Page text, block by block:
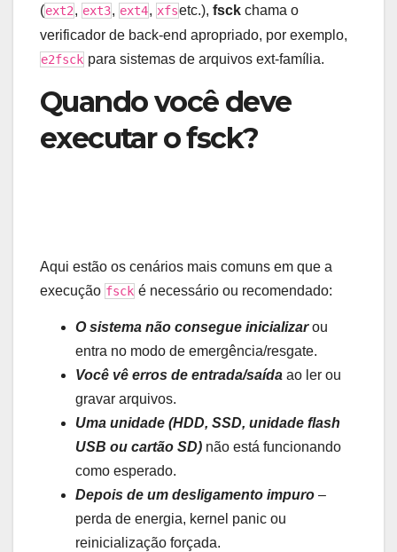
(ext2, ext3, ext4, xfsetc.), fsck chama o
verificador de back-end apropriado, por exemplo,
e2fsck para sistemas de arquivos ext-família.
Quando você deve
executar o fsck?
Aqui estão os cenários mais comuns em que a
execução fsck é necessário ou recomendado:
O sistema não consegue inicializarou
entra no modo de emergência/resgate.
Você vê erros de entrada/saída ao ler ou
gravar arquivos.
Uma unidade (HDD, SSD, unidade flash
USB ou cartão SD) não está funcionando
como esperado.
Depois de um desligamento impuro –
perda de energia, kernel panic ou
reinicialização forçada.